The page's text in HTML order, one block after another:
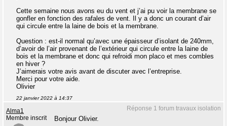
Cette semaine nous avons eu du vent et j’ai pu voir la membrane se
gonfler en fonction des rafales de vent. Il y a donc un courant d’air
qui circule entre la laine de bois et la membrane.
Question : est-il normal qu’avec une épaisseur d’isolant de 240mm,
d’avoir de l’air provenant de l’extérieur qui circule entre la laine de
bois et la membrane et donc qui refroidi mon placo et mes combles
en hiver ?
J’aimerais votre avis avant de discuter avec l’entreprise.
Merci pour votre aide.
Olivier
22 janvier 2022 à 14:37
Réponse 1 forum travaux isolation
Alma1
Membre inscrit
Bonjour Olivier.